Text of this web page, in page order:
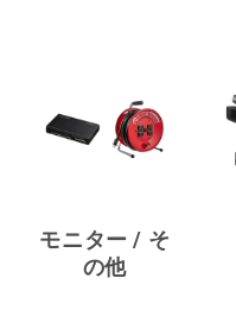
モニター / そ
の他